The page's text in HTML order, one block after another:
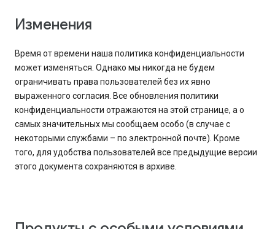
Изменения
Время от времени наша политика конфиденциальности
может изменяться. Однако мы никогда не будем
ограничивать права пользователей без их явно
выраженного согласия. Все обновления политики
конфиденциальности отражаются на этой странице, а о
самых значительных мы сообщаем особо (в случае с
некоторыми службами – по электронной почте). Кроме
того, для удобства пользователей все предыдущие версии
этого документа сохраняются в архиве.